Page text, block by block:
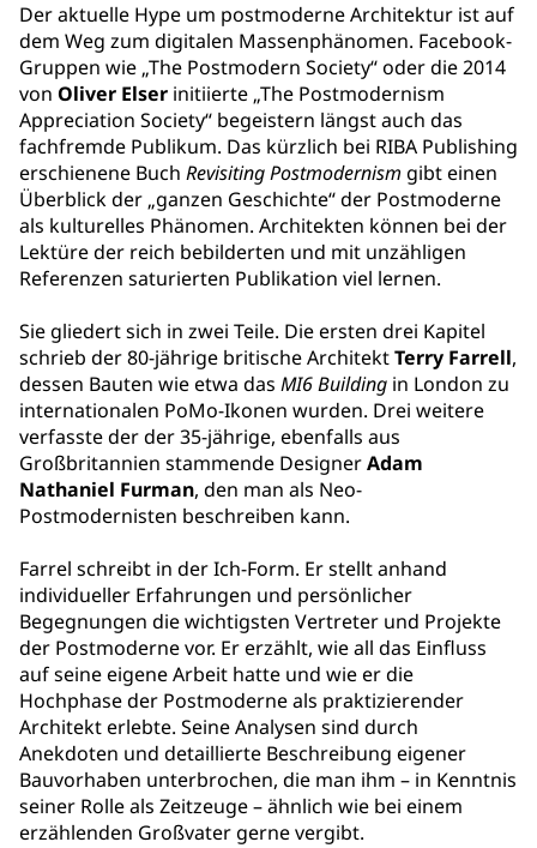
Der aktuelle Hype um postmoderne Architektur ist auf
dem Weg zum digitalen Massenphänomen. Facebook-
Gruppen wie „The Postmodern Society“ oder die 2014
von Oliver Elser initiierte „The Postmodernism
Appreciation Society“ begeistern längst auch das
fachfremde Publikum. Das kürzlich bei RIBA Publishing
erschienene Buch Revisiting Postmodernism gibt einen
Überblick der „ganzen Geschichte“ der Postmoderne
als kulturelles Phänomen. Architekten können bei der
Lektüre der reich bebilderten und mit unzähligen
Referenzen saturierten Publikation viel lernen.
Sie gliedert sich in zwei Teile. Die ersten drei Kapitel
schrieb der 80-jährige britische ArchitektTerry Farrell,
dessen Bauten wie etwa das MI6 Building in London zu
internationalen PoMo-Ikonen wurden. Drei weitere
verfasste der der 35-jährige, ebenfalls aus
Großbritannien stammende DesignerAdam
Nathaniel Furman, den man als Neo-
Postmodernisten beschreiben kann.
Farrel schreibt in der Ich-Form. Er stellt anhand
individueller Erfahrungen und persönlicher
Begegnungen die wichtigsten Vertreter und Projekte
der Postmoderne vor. Er erzählt, wie all das Einfluss
auf seine eigene Arbeit hatte und wie er die
Hochphase der Postmoderne als praktizierender
Architekt erlebte. Seine Analysen sind durch
Anekdoten und detaillierte Beschreibung eigener
Bauvorhaben unterbrochen, die man ihm – in Kenntnis
seiner Rolle als Zeitzeuge – ähnlich wie bei einem
erzählenden Großvater gerne vergibt.